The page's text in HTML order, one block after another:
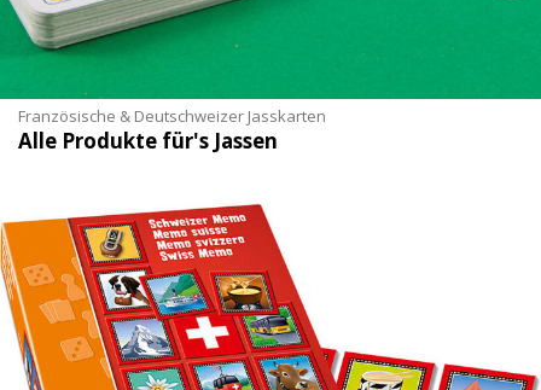
Französische & Deutschweizer Jasskarten
Alle Produkte für's Jassen